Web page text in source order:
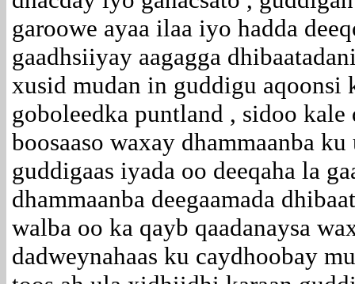
garoowe ayaa ilaa iyo hadda
gaadhsiiyay aagagga
xusid mudan in guddigu aqoonsi
goboleedka puntland , sidoo kale
boosaaso waxay dhammaanba
guddigaas iyada oo deeqaha la
dhammaanba deegaamada
walba oo ka qayb qaadanaysa
dadweynahaas ku caydhoobay